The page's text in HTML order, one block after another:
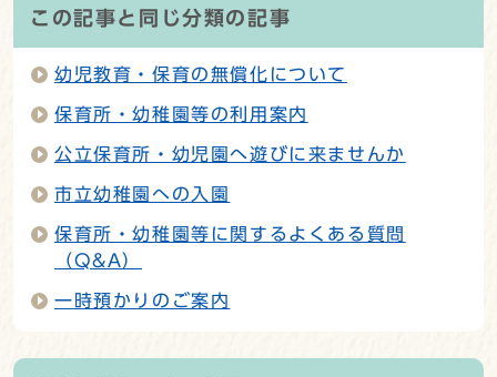
この記事と同じ分類の記事
幼児教育・保育の無償化について
保育所・幼稚園等の利用案内
公立保育所・幼児園へ遊びに来ませんか
市立幼稚園への入園
保育所・幼稚園等に関するよくある質問
（Q&A）
一時預かりのご案内